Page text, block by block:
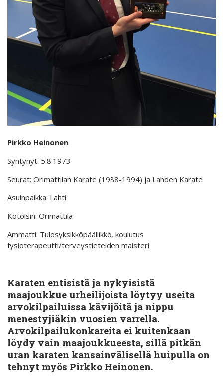
Pirkko Heinonen
Syntynyt: 5.8.1973
Seurat: Orimattilan Karate (1988-1994) ja Lahden Karate
Asuinpaikka: Lahti
Kotoisin: Orimattila
Ammatti: Tulosyksikköpäällikkö, koulutus
fysioterapeutti/terveystieteiden maisteri
Karaten entisistä ja nykyisistä
maajoukkue urheilijoista löytyy useita
arvokilpailuissa kävijöitä ja nippu
menestyjiäkin vuosien varrella.
Arvokilpailukonkareita ei kuitenkaan
löydy vain maajoukkueesta, sillä pitkän
uran karaten kansainvälisellä huipulla on
tehnyt myös Pirkko Heinonen.